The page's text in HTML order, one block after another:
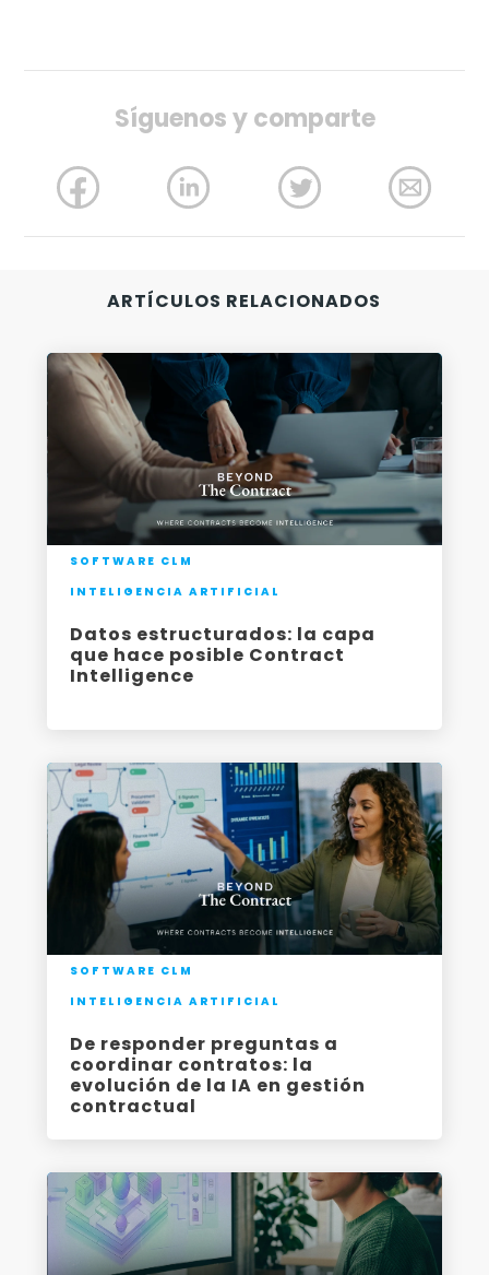
Síguenos y comparte
ARTÍCULOS RELACIONADOS
SOFTWARE CLM
INTELIGENCIA ARTIFICIAL
Datos estructurados: la capa
que hace posible Contract
Intelligence
SOFTWARE CLM
INTELIGENCIA ARTIFICIAL
De responder preguntas a
coordinar contratos: la
evolución de la IA en gestión
contractual